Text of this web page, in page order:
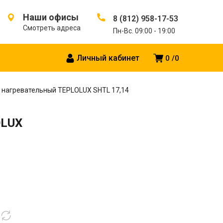
Наши офисы
Смотреть адреса
8 (812) 958-17-53
Пн-Вс. 09:00 - 19:00
0 0
Личный кабинет
TEPLOLUX SHTL 17,14